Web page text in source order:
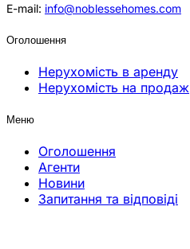
E-mail: info@noblessehomes.com
Оголошення
Нерухомість в аренду
Нерухомість на продаж
Меню
Оголошення
Агенти
Новини
Запитання та відповіді